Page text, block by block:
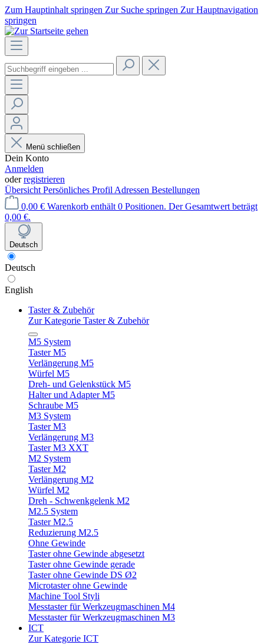
Zum Hauptinhalt springen Zur Suche springen Zur Hauptnavigation
springen
Menü schließen
Dein Konto
Anmelden
oderregistrieren
Übersicht Persönliches Profil Adressen Bestellungen
0,00 € Warenkorb enthält 0 Positionen. Der Gesamtwert beträgt
0,00 €.
Deutsch
Deutsch
English
Taster & Zubehör
Zur Kategorie Taster & Zubehör
M5 System
Taster M5
Verlängerung M5
Würfel M5
Dreh- und Gelenkstück M5
Halter und Adapter M5
Schraube M5
M3 System
Taster M3
Verlängerung M3
Taster M3 XXT
M2 System
Taster M2
Verlängerung M2
Würfel M2
Dreh - Schwenkgelenk M2
M2.5 System
Taster M2.5
Reduzierung M2.5
Ohne Gewinde
Taster ohne Gewinde abgesetzt
Taster ohne Gewinde gerade
Taster ohne Gewinde DS Ø2
Microtaster ohne Gewinde
Machine Tool Styli
Messtaster für Werkzeugmaschinen M4
Messtaster für Werkzeugmaschinen M3
ICT
Zur Kategorie ICT